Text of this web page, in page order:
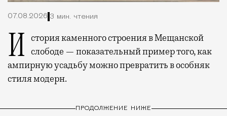
07.08.2026 3 мин. чтения
История каменного строения в Мещанской слободе — показательный пример того, как
ампирную усадьбу можно превратить в особняк
стиля модерн.
ПРОДОЛЖЕНИЕ НИЖЕ